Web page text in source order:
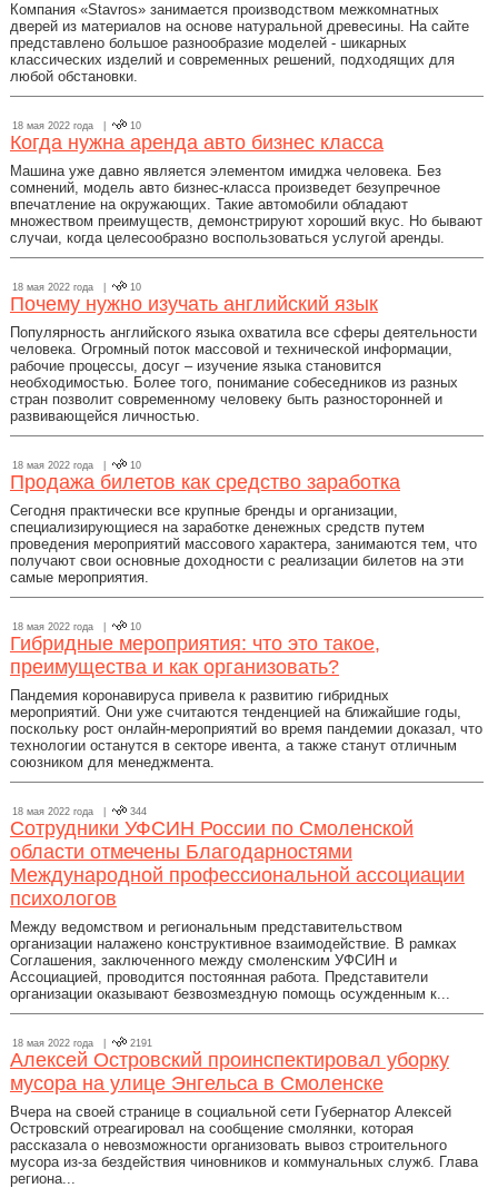
Компания «Stavros» занимается производством межкомнатных
дверей из материалов на основе натуральной древесины. На сайте
представлено большое разнообразие моделей - шикарных
классических изделий и современных решений, подходящих для
любой обстановки.
18 мая 2022 года | 10
Когда нужна аренда авто бизнес класса
Машина уже давно является элементом имиджа человека. Без
сомнений, модель авто бизнес-класса произведет безупречное
впечатление на окружающих. Такие автомобили обладают
множеством преимуществ, демонстрируют хороший вкус. Но бывают
случаи, когда целесообразно воспользоваться услугой аренды.
18 мая 2022 года | 10
Почему нужно изучать английский язык
Популярность английского языка охватила все сферы деятельности
человека. Огромный поток массовой и технической информации,
рабочие процессы, досуг – изучение языка становится
необходимостью. Более того, понимание собеседников из разных
стран позволит современному человеку быть разносторонней и
развивающейся личностью.
18 мая 2022 года | 10
Продажа билетов как средство заработка
Сегодня практически все крупные бренды и организации,
специализирующиеся на заработке денежных средств путем
проведения мероприятий массового характера, занимаются тем, что
получают свои основные доходности с реализации билетов на эти
самые мероприятия.
18 мая 2022 года | 10
Гибридные мероприятия: что это такое,
преимущества и как организовать?
Пандемия коронавируса привела к развитию гибридных
мероприятий. Они уже считаются тенденцией на ближайшие годы,
поскольку рост онлайн-мероприятий во время пандемии доказал, что
технологии останутся в секторе ивента, а также станут отличным
союзником для менеджмента.
18 мая 2022 года | 344
Сотрудники УФСИН России по Смоленской
области отмечены Благодарностями
Международной профессиональной ассоциации
психологов
Между ведомством и региональным представительством
организации налажено конструктивное взаимодействие. В рамках
Соглашения, заключенного между смоленским УФСИН и
Ассоциацией, проводится постоянная работа. Представители
организации оказывают безвозмездную помощь осужденным к...
18 мая 2022 года | 2191
Алексей Островский проинспектировал уборку
мусора на улице Энгельса в Смоленске
Вчера на своей странице в социальной сети Губернатор Алексей
Островский отреагировал на сообщение смолянки, которая
рассказала о невозможности организовать вывоз строительного
мусора из-за бездействия чиновников и коммунальных служб. Глава
региона...